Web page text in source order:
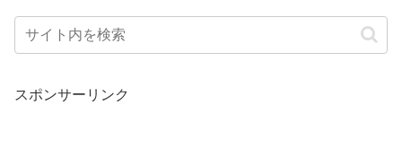
スポンサーリンク